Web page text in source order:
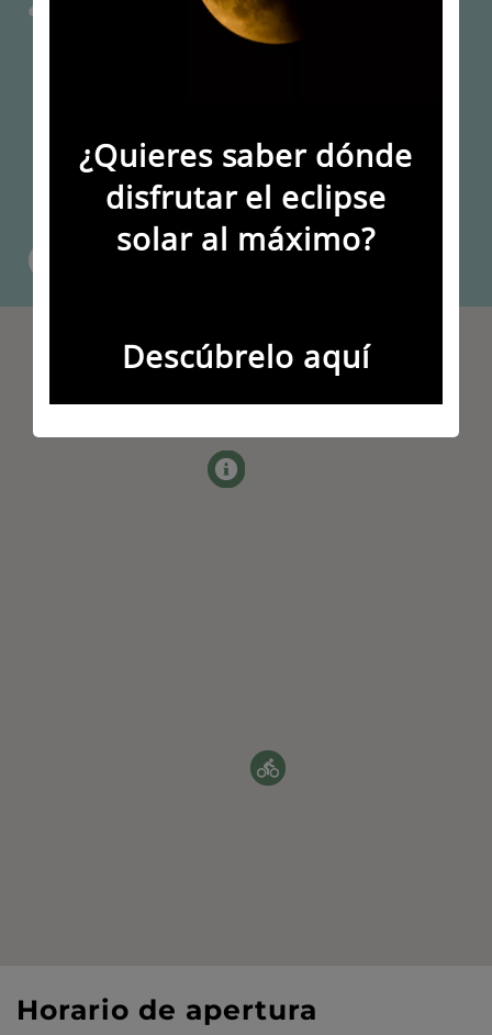
¿Quieres saber dónde
disfrutar el eclipse
solar al máximo?
Descúbrelo aquí
CONTACTO@RUTASVIVAS4X4.ES
722617761
Horario de apertura